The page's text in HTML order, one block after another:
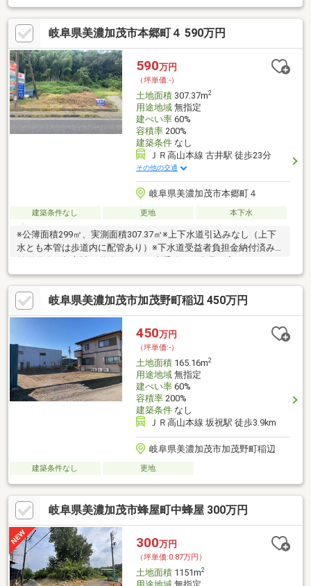
看板・黄色い車を見かけたことありませんか。私たちが美濃善不
動産です！岐阜を知っている岐阜の不動産エキスパート！土地探
しも住まい探しも建築も不動産のことならお任せ下さい。■売買
保有物件1000件以上！
岐阜県美濃加茂市本郷町４ 590万円
590万円
（坪単価:-）
土地面積307.37m2
用途地域無指定
建ぺい率60%
容積率200%
建築条件なし
ＪＲ高山本線 古井駅 徒歩23分
その他の交通
岐阜県美濃加茂市本郷町４
建築条件なし 更地 本下水
※公簿面積299㎡、実測面積307.37㎡※上下水道引込みなし（上下
水とも本管は歩道内に配管あり）※下水道受益者負担金納付済み※
すが、敷地の一部に線がかかっているため、その範囲に建築、フ
ェンス設置等を行う場合は53条申請が必要となります※歩道の切
り下げは自費工事になります。舗装および側溝は車両通行に対応
する強度のものへの取り換えを要します。
岐阜県美濃加茂市加茂野町稲辺 450万円
450万円
（坪単価:-）
土地面積165.16m2
用途地域無指定
建ぺい率60%
容積率200%
建築条件なし
ＪＲ高山本線 坂祝駅 徒歩3.9km
岐阜県美濃加茂市加茂野町稲辺
建築条件なし 更地
岐阜県美濃加茂市蜂屋町中蜂屋 300万円
300万円
（坪単価:0.87万円）
土地面積1151m2